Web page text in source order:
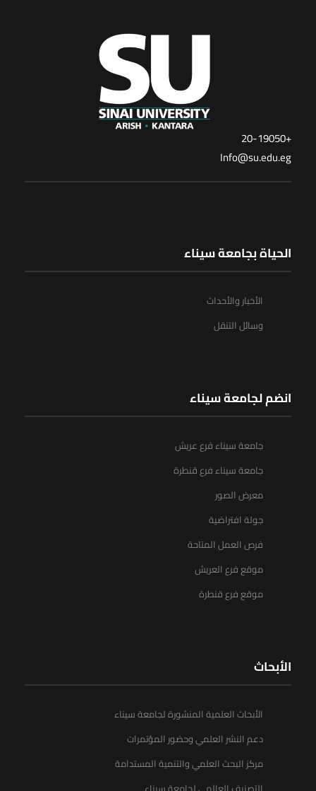
+20-19050
Info@su.edu.eg
الحياة بجامعة سيناء
الأخبار والأحداث
وسائل التنقل
انضم لجامعة سيناء
جامعة سيناء فرع عريش
جامعة سيناء فرع قنطرة
معرض الصور
جولة افتراضية
فرص العمل المتاحة
موقع فرع العريش
موقع فرع قنطرة
الأبحاث
الأبحاث العلمية المنشورة لجامعة سيناء
دعم النشر العلمي وحضور المؤتمرات
مركز البحث العلمي والتنمية المستدامة